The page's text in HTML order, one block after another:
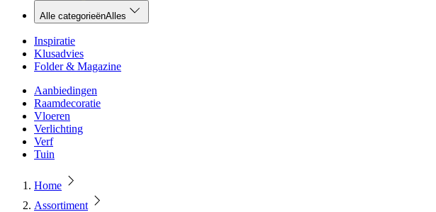
Alle categorieënAlles
Inspiratie
Klusadvies
Folder & Magazine
Aanbiedingen
Raamdecoratie
Vloeren
Verlichting
Verf
Tuin
Home
Assortiment